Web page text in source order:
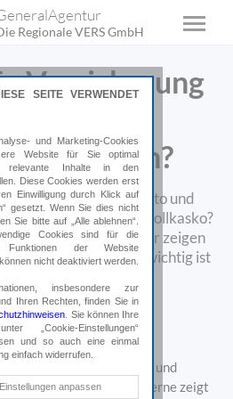
Regionale VERS GmbH
Versicherung
für mich?
nach einem neuen Auto und
leasen? Teil- oder Vollkasko?
ja oder nein? Wir zeigen
wirklich wichtig ist
abschließen*
auf uniqa.at
SEITE VERWENDET
und Marketing-Cookies
Website für Sie optimal
relevante Inhalte in den
Diese Cookies werden erst
Einwilligung durch Klick auf
gesetzt. Wenn Sie dies nicht
Sie bitte auf „Alle ablehnen“.
Cookies sind für die
Funktionen der Website
nicht deaktiviert werden.
insbesondere zur
Ihren Rechten, finden Sie in
. Sie können Ihre
„Cookie-Einstellungen“
und so auch eine einmal
einfach widerrufen.
Cookiesanpassen